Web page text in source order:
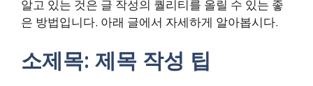
알고 있는 것은 글 작성의 퀄리티를 올릴 수 있는 좋
은 방법입니다. 아래 글에서 자세하게 알아봅시다.
소제목: 제목 작성 팁